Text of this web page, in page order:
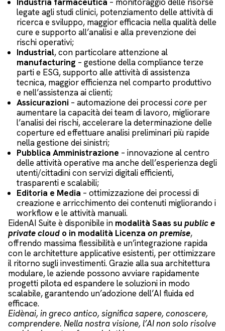
legate agli studi clinici, potenziamento delle attività di
ricerca e sviluppo, maggior efficacia nella qualità delle
cure e supporto all’analisi e alla prevenzione dei
rischi operativi;
Industrial, con particolare attenzione al
manufacturing– gestione della compliance terze
parti e ESG, supporto alle attività di assistenza
tecnica, maggior efficienza nel comparto produttivo
e nell’assistenza ai clienti;
Assicurazioni – automazione dei processicoreper
aumentare la capacità dei team di lavoro, migliorare
l’analisi dei rischi, accelerare la determinazione delle
coperture ed effettuare analisi preliminari più rapide
nella gestione dei sinistri;
Pubblica Amministrazione – innovazione al centro
delle attività operative ma anche dell’esperienza degli
utenti/cittadini con servizi digitali efficienti,
trasparenti e scalabili;
Editoria e Media – ottimizzazione dei processi di
creazione e arricchimento dei contenuti migliorando i
workflow e le attività manuali.
EidenAI Suite è disponibile in modalità Saas su public e
private cloud o in modalità Licenza on premise,
offrendo massima flessibilità e un’integrazione rapida
con le architetture applicative esistenti, per ottimizzare
il ritorno sugli investimenti. Grazie alla sua architettura
modulare, le aziende possono avviare rapidamente
progetti pilota ed espandere le soluzioni in modo
scalabile, garantendo un’adozione dell’AI fluida ed
efficace.
Eidènai, in greco antico, significa sapere, conoscere,
comprendere. Nella nostra visione, l’AI non solo risolve